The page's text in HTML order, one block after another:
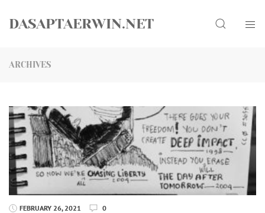
DASAPTAERWIN.NET Search
ARCHIVES
FEBRUARY 26, 2021 0